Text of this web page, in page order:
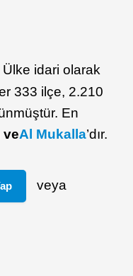
Ülke idari olarak
333 ilçe, 2.210
En
veAl Mukalla’dır.
veya